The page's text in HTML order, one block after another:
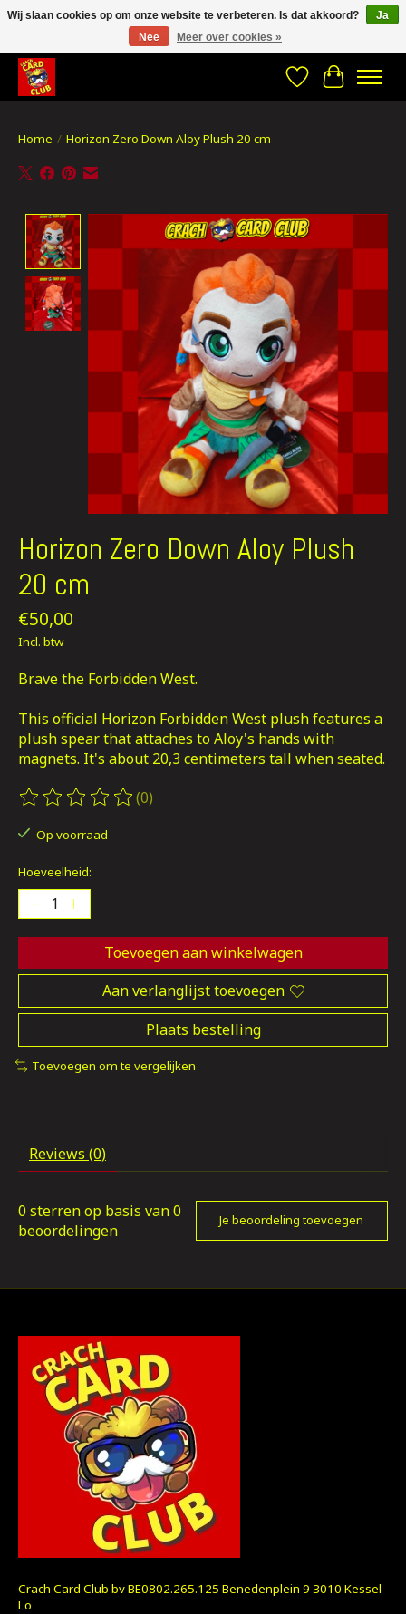
CRACH CARD CLUB , The best place to Geek out!
Verlanglijst
Home / Horizon Zero Down Aloy Plush 20 cm
Product image slideshow Items
Horizon Zero Down Aloy Plush
20 cm
€50,00
Incl. btw
Brave the Forbidden West.
This official Horizon Forbidden West plush features a
plush spear that attaches to Aloy's hands with
magnets. It's about 20,3 centimeters tall when seated.
De beoordeling van dit product is
(0)
Op voorraad
Hoeveelheid:
Toevoegen aan winkelwagen
Aan verlanglijst toevoegen
Plaats bestelling
Toevoegen om te vergelijken
Reviews (0)
0 sterren op basis van0
beoordelingen
Je beoordeling toevoegen
Crach Card Club bv BE0802.265.125 Benedenplein 9 3010 Kessel-
Lo
Wij slaan cookies op om onze website te verbeteren. Is dat akkoord?
Ja
Nee
Meer over cookies »